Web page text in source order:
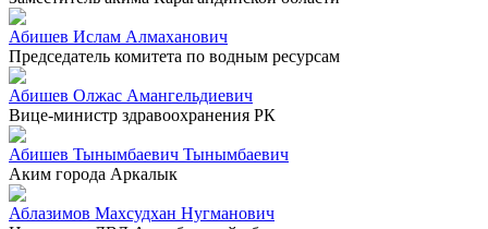
Абишев Ислам Алмаханович
Председатель комитета по водным ресурсам
Абишев Олжас Амангельдиевич
Вице-министр здравоохранения РК
Абишев Тынымбаевич Тынымбаевич
Аким города Аркалык
Аблазимов Махсудхан Нугманович